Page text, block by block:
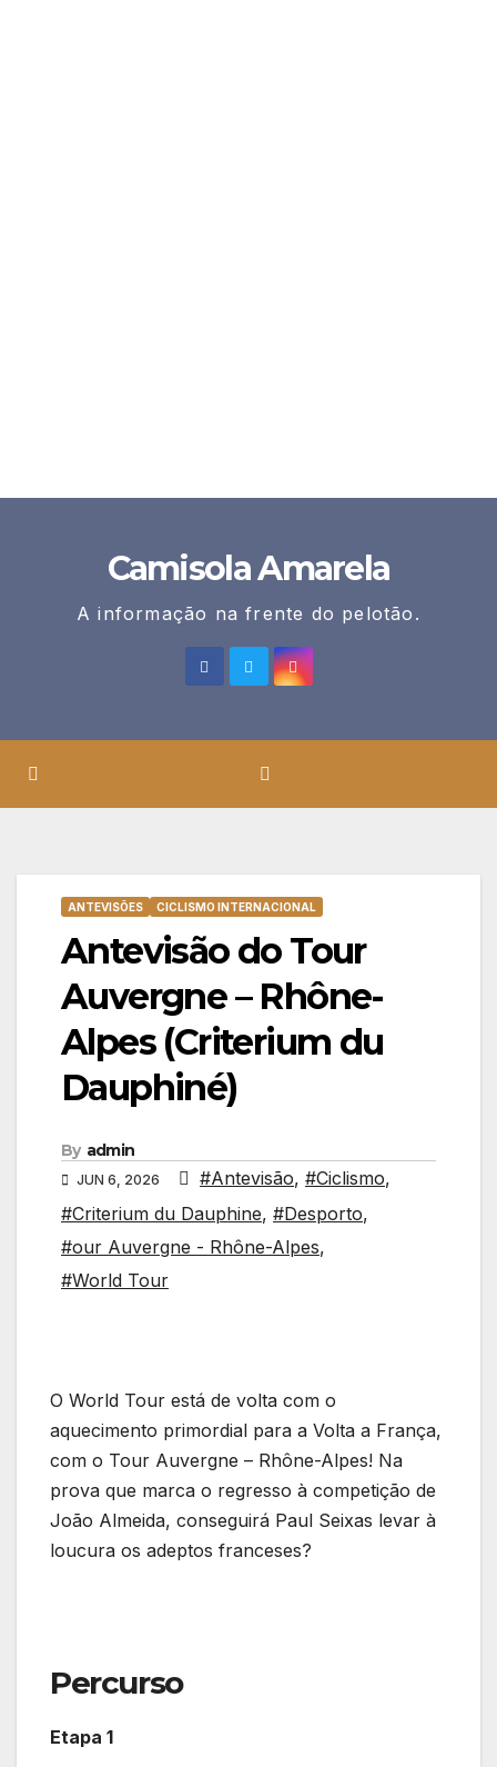
Camisola Amarela
A informação na frente do pelotão.
ANTEVISÕES CICLISMO INTERNACIONAL
Antevisão do Tour
Auvergne – Rhône-
Alpes (Criterium du
Dauphiné)
By admin
JUN 6, 2026 #Antevisão, #Ciclismo,
#Criterium du Dauphine, #Desporto,
#our Auvergne - Rhône-Alpes,
#World Tour
O World Tour está de volta com o
aquecimento primordial para a Volta a França,
com o Tour Auvergne – Rhône-Alpes! Na
prova que marca o regresso à competição de
João Almeida, conseguirá Paul Seixas levar à
loucura os adeptos franceses?
Percurso
Etapa 1